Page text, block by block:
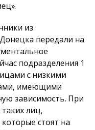
из
передали на
подразделения 1
с низкими
имеющими
зависимость. При
лиц,
стоят на